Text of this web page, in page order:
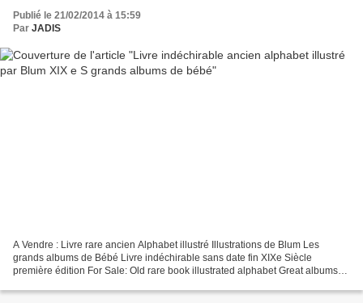
Publié le 21/02/2014 à 15:59
Par JADIS
A Vendre : Livre rare ancien Alphabet illustré Illustrations de Blum Les
grands albums de Bébé Livre indéchirable sans date fin XIXe Siècle
première édition For Sale: Old rare book illustrated alphabet Great albums